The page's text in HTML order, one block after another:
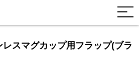
スマグカップ用フラップ(ブラ